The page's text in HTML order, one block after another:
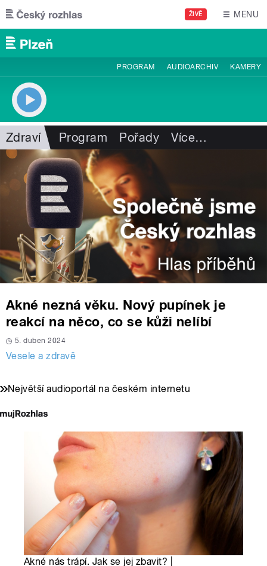
Přejít k hlavnímu obsahu
ŽIVĚ MENU
PROGRAM AUDIOARCHIV KAMERY
Zdraví Program Pořady Více…
Akné nezná věku. Nový pupínek je
reakcí na něco, co se kůži nelíbí
5. duben 2024
Vesele a zdravě
Největší audioportál na českém internetu
Akné nás trápí. Jak se jej zbavit? |